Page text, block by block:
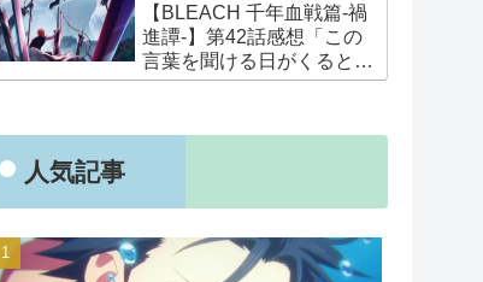
【BLEACH 千年血戦篇-禍
進譚-】第42話感想「この
言葉を聞ける日がくると
は･･･夢みたいだ」
人気記事